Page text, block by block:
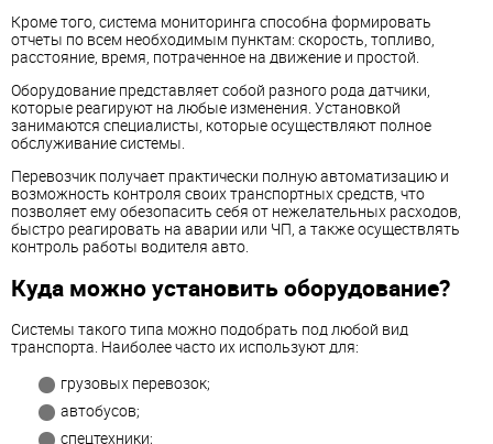
Кроме того, система мониторинга способна формировать
отчеты по всем необходимым пунктам: скорость, топливо,
расстояние, время, потраченное на движение и простой.
Оборудование представляет собой разного рода датчики,
которые реагируют на любые изменения. Установкой
занимаются специалисты, которые осуществляют полное
обслуживание системы.
Перевозчик получает практически полную автоматизацию и
возможность контроля своих транспортных средств, что
позволяет ему обезопасить себя от нежелательных расходов,
быстро реагировать на аварии или ЧП, а также осуществлять
контроль работы водителя авто.
Куда можно установить оборудование?
Системы такого типа можно подобрать под любой вид
транспорта. Наиболее часто их используют для:
грузовых перевозок;
автобусов;
спецтехники;